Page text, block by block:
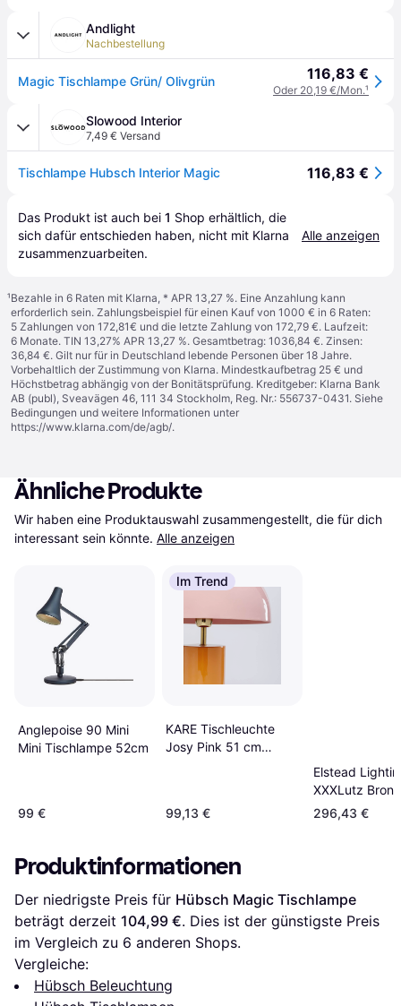
Andlight
Nachbestellung
Magic Tischlampe Grün/ Olivgrün 116,83 €
Oder 20,19 €/Mon.¹
Slowood Interior
7,49 € Versand
Tischlampe Hubsch Interior Magic 116,83 €
Das Produkt ist auch bei 1 Shop erhältlich, die
sich dafür entschieden haben, nicht mit Klarna
zusammenzuarbeiten.
Alle anzeigen
¹Bezahle in 6 Raten mit Klarna, * APR 13,27 %. Eine Anzahlung kann
erforderlich sein. Zahlungsbeispiel für einen Kauf von 1000 € in 6 Raten:
5 Zahlungen von 172,81€ und die letzte Zahlung von 172,79 €. Laufzeit:
6 Monate. TIN 13,27% APR 13,27 %. Gesamtbetrag: 1036,84 €. Zinsen:
36,84 €. Gilt nur für in Deutschland lebende Personen über 18 Jahre.
Vorbehaltlich der Zustimmung von Klarna. Mindestkaufbetrag 25 € und
Höchstbetrag abhängig von der Bonitätsprüfung. Kreditgeber: Klarna Bank
AB (publ), Sveavägen 46, 111 34 Stockholm, Reg. Nr.: 556737-0431. Siehe
Bedingungen und weitere Informationen unter
https://www.klarna.com/de/agb/.
Ähnliche Produkte
Wir haben eine Produktauswahl zusammengestellt, die für dich
interessant sein könnte. Alle anzeigen
Anglepoise 90 Mini
Mini Tischlampe 52cm
99 €
Im Trend
KARE Tischleuchte
Josy Pink 51 cm
99,13 €
Elstead
XXXLutz
Tischlampe
296,43 €
Produktinformationen
Der niedrigste Preis für Hübsch Magic Tischlampe
beträgt derzeit 104,99 €. Dies ist der günstigste Preis
im Vergleich zu 6 anderen Shops.
Vergleiche:
Hübsch Beleuchtung